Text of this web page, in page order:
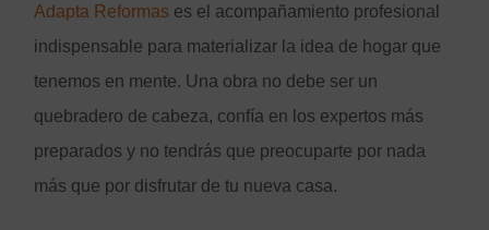
Adapta Reformas es el acompañamiento profesional
indispensable para materializar la idea de hogar que
tenemos en mente. Una obra no debe ser un
quebradero de cabeza, confía en los expertos más
preparados y no tendrás que preocuparte por nada
más que por disfrutar de tu nueva casa.